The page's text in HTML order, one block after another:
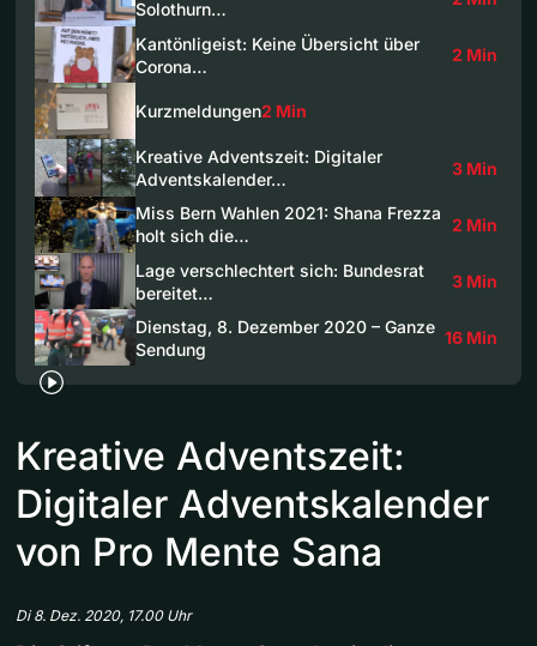
Solothurn…
Kantönligeist: Keine Übersicht über
Corona…
2 Min
Kurzmeldungen2 Min
Kreative Adventszeit: Digitaler
Adventskalender…
3 Min
Miss Bern Wahlen 2021: Shana Frezza
holt sich die…
2 Min
Lage verschlechtert sich: Bundesrat
bereitet…
3 Min
Dienstag, 8. Dezember 2020 – Ganze
Sendung
16 Min
Kreative Adventszeit:
Digitaler Adventskalender
von Pro Mente Sana
Di 8. Dez. 2020, 17.00 Uhr